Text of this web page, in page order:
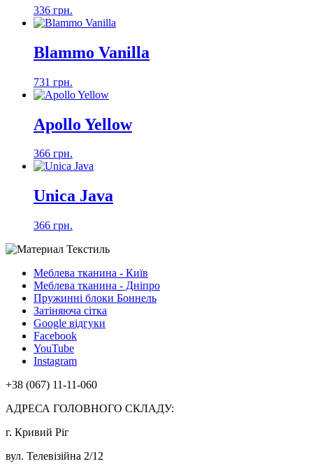
336 грн.
Blammo Vanilla
731 грн.
Apollo Yellow
366 грн.
Unica Java
366 грн.
Меблева тканина - Київ
Меблева тканина - Дніпро
Пружинні блоки Боннель
Затіняюча сітка
Google відгуки
Facebook
YouTube
Instagram
+38 (067) 11-11-060
АДРЕСА ГОЛОВНОГО СКЛАДУ:
г. Кривий Ріг
вул. Телевізійна 2/12